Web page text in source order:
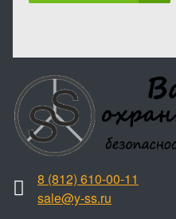
8 (812) 610-00-11
sale@y-ss.ru